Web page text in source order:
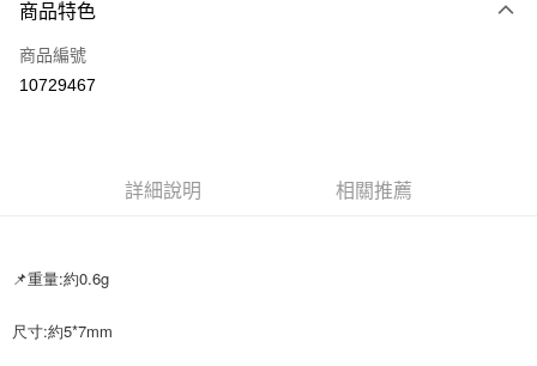
Apple Pay
街口支付
【大哥付你分期使用說明】
2.付款方式選擇「大哥付你分期」，訂單成立後會自動跳轉到大哥付的交易
相關說明
商品特色
商品編號
10729467
詳細說明 相關推薦
📌重量:約0.6g
尺寸:約5*7mm